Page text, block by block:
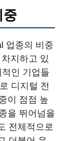
중
업종의 비중
지하고 있
인 기업들
디지털 전
이 점점 높
을 뛰어넘을
전체적으로